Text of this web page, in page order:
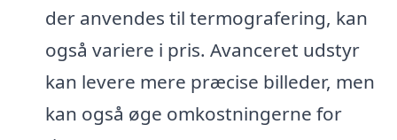
der anvendes til termografering, kan
også variere i pris. Avanceret udstyr
kan levere mere præcise billeder, men
kan også øge omkostningerne for